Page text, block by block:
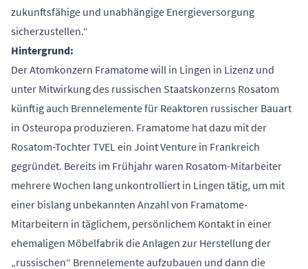
zukunftsfähige und unabhängige Energieversorgung
sicherzustellen.“
Hintergrund:
Der Atomkonzern Framatome will in Lingen in Lizenz und
unter Mitwirkung des russischen Staatskonzerns Rosatom
künftig auch Brennelemente für Reaktoren russischer Bauart
in Osteuropa produzieren. Framatome hat dazu mit der
Rosatom-Tochter TVEL ein Joint Venture in Frankreich
gegründet. Bereits im Frühjahr waren Rosatom-Mitarbeiter
mehrere Wochen lang unkontrolliert in Lingen tätig, um mit
einer bislang unbekannten Anzahl von Framatome-
Mitarbeitern in täglichem, persönlichem Kontakt in einer
ehemaligen Möbelfabrik die Anlagen zur Herstellung der
„russischen“ Brennelemente aufzubauen und dann die